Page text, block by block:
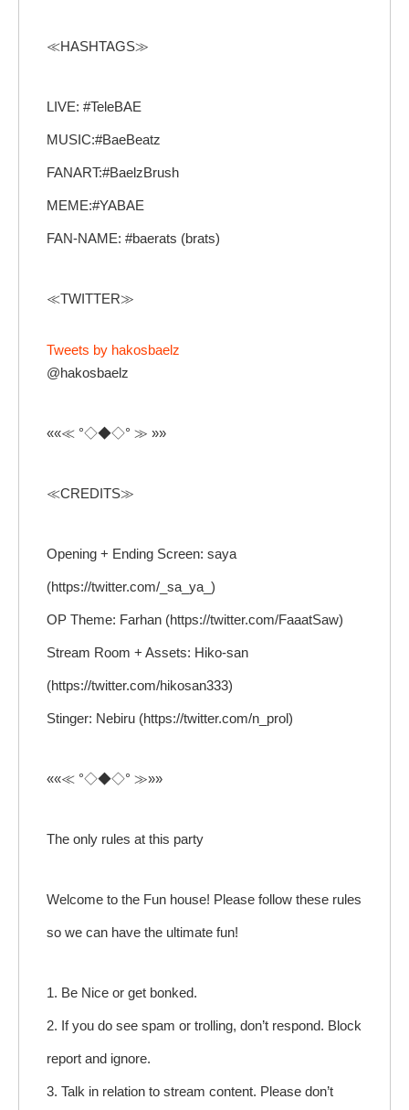
≪HASHTAGS≫
LIVE: #TeleBAE
MUSIC:#BaeBeatz
FANART:#BaelzBrush
MEME:#YABAE
FAN-NAME: #baerats (brats)
≪TWITTER≫
Tweets by hakosbaelz
@hakosbaelz
««≪ °◇◆◇° ≫ »»
≪CREDITS≫
Opening + Ending Screen: saya
(https://twitter.com/_sa_ya_)
OP Theme: Farhan (https://twitter.com/FaaatSaw)
Stream Room + Assets: Hiko-san
(https://twitter.com/hikosan333)
Stinger: Nebiru (https://twitter.com/n_prol)
««≪ °◇◆◇° ≫»»
The only rules at this party
Welcome to the Fun house! Please follow these rules
so we can have the ultimate fun!
1. Be Nice or get bonked.
2. If you do see spam or trolling, don’t respond. Block
report and ignore.
3. Talk in relation to stream content. Please don’t